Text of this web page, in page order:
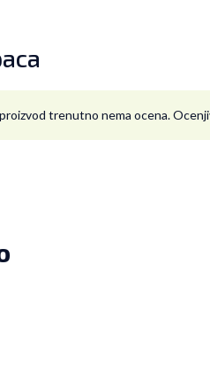
trenutno nema ocena.